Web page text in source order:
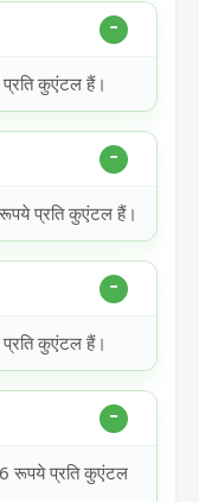
कुएंटल हैं।
प्रति कुएंटल हैं।
कुएंटल हैं।
रूपये प्रति कुएंटल